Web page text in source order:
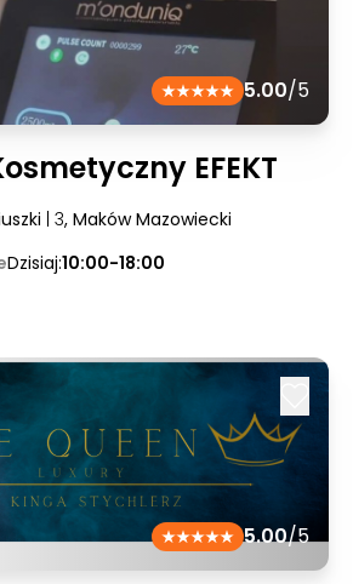
5.00/5
EFEKT
| 3, Maków Mazowiecki
Dzisiaj:10:00-18:00
5.00/5